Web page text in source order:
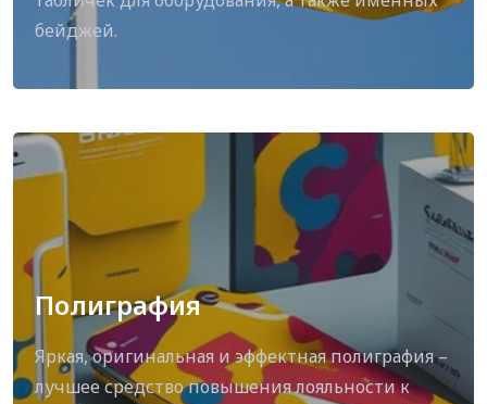
бейджей.
Полиграфия
Яркая, оригинальная и эффектная полиграфия –
лучшее средство повышения лояльности к